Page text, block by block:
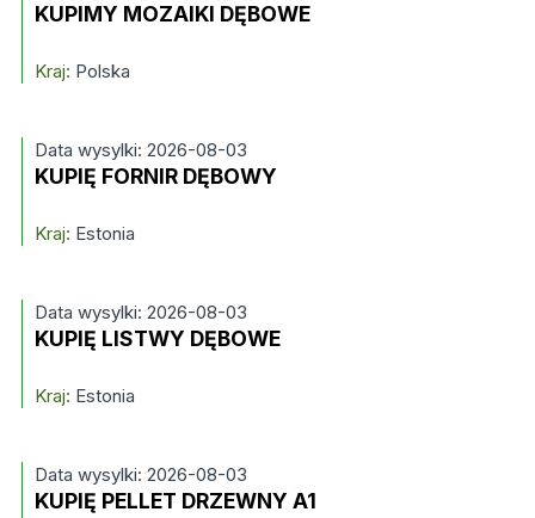
KUPIMY MOZAIKI DĘBOWE
Kraj: Polska
Data wysylki: 2026-08-03
KUPIĘ FORNIR DĘBOWY
Kraj: Estonia
Data wysylki: 2026-08-03
KUPIĘ LISTWY DĘBOWE
Kraj: Estonia
Data wysylki: 2026-08-03
KUPIĘ PELLET DRZEWNY A1